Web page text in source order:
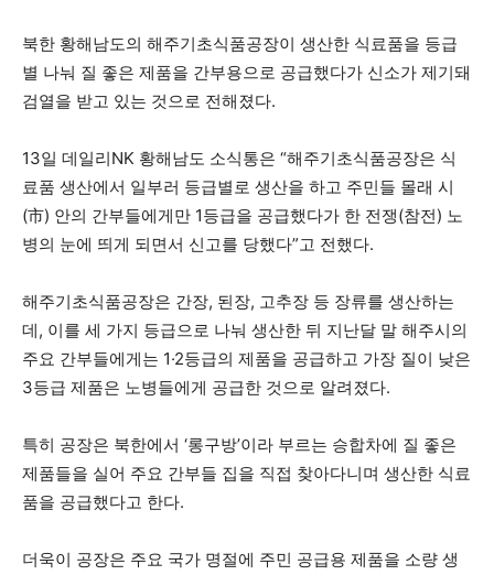
북한 황해남도의 해주기초식품공장이 생산한 식료품을 등급
별 나눠 질 좋은 제품을 간부용으로 공급했다가 신소가 제기돼
검열을 받고 있는 것으로 전해졌다.
13일 데일리NK 황해남도 소식통은 “해주기초식품공장은 식
료품 생산에서 일부러 등급별로 생산을 하고 주민들 몰래 시
(市) 안의 간부들에게만 1등급을 공급했다가 한 전쟁(참전) 노
병의 눈에 띄게 되면서 신고를 당했다”고 전했다.
해주기초식품공장은 간장, 된장, 고추장 등 장류를 생산하는
데, 이를 세 가지 등급으로 나눠 생산한 뒤 지난달 말 해주시의
주요 간부들에게는 1·2등급의 제품을 공급하고 가장 질이 낮은
3등급 제품은 노병들에게 공급한 것으로 알려졌다.
특히 공장은 북한에서 ‘롱구방’이라 부르는 승합차에 질 좋은
제품들을 실어 주요 간부들 집을 직접 찾아다니며 생산한 식료
품을 공급했다고 한다.
더욱이 공장은 주요 국가 명절에 주민 공급용 제품을 소량 생